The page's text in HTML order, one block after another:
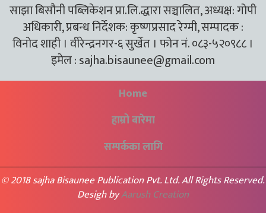
साझा बिसौनी पब्लिकेशन प्रा.लि.द्धारा सञ्चालित, अध्यक्ष: गोपी
अधिकारी, प्रबन्ध निर्देशक: कृष्णप्रसाद रेग्मी, सम्पादक :
विनोद शाही । वीरेन्द्रनगर-६ सुर्खेत । फोन नं. ०८३-५२०९८८ ।
इमेल :sajha.bisaunee@gmail.com
Home
हाम्रो बारेमा
सम्पर्कका लागि
© 2018 sajha Bisaunee Publication Pvt. Ltd. All Rights Reserved.
Desigh byAarush Creation